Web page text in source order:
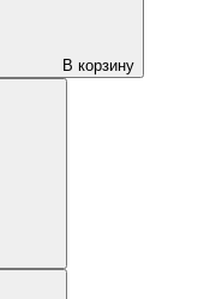
В корзину